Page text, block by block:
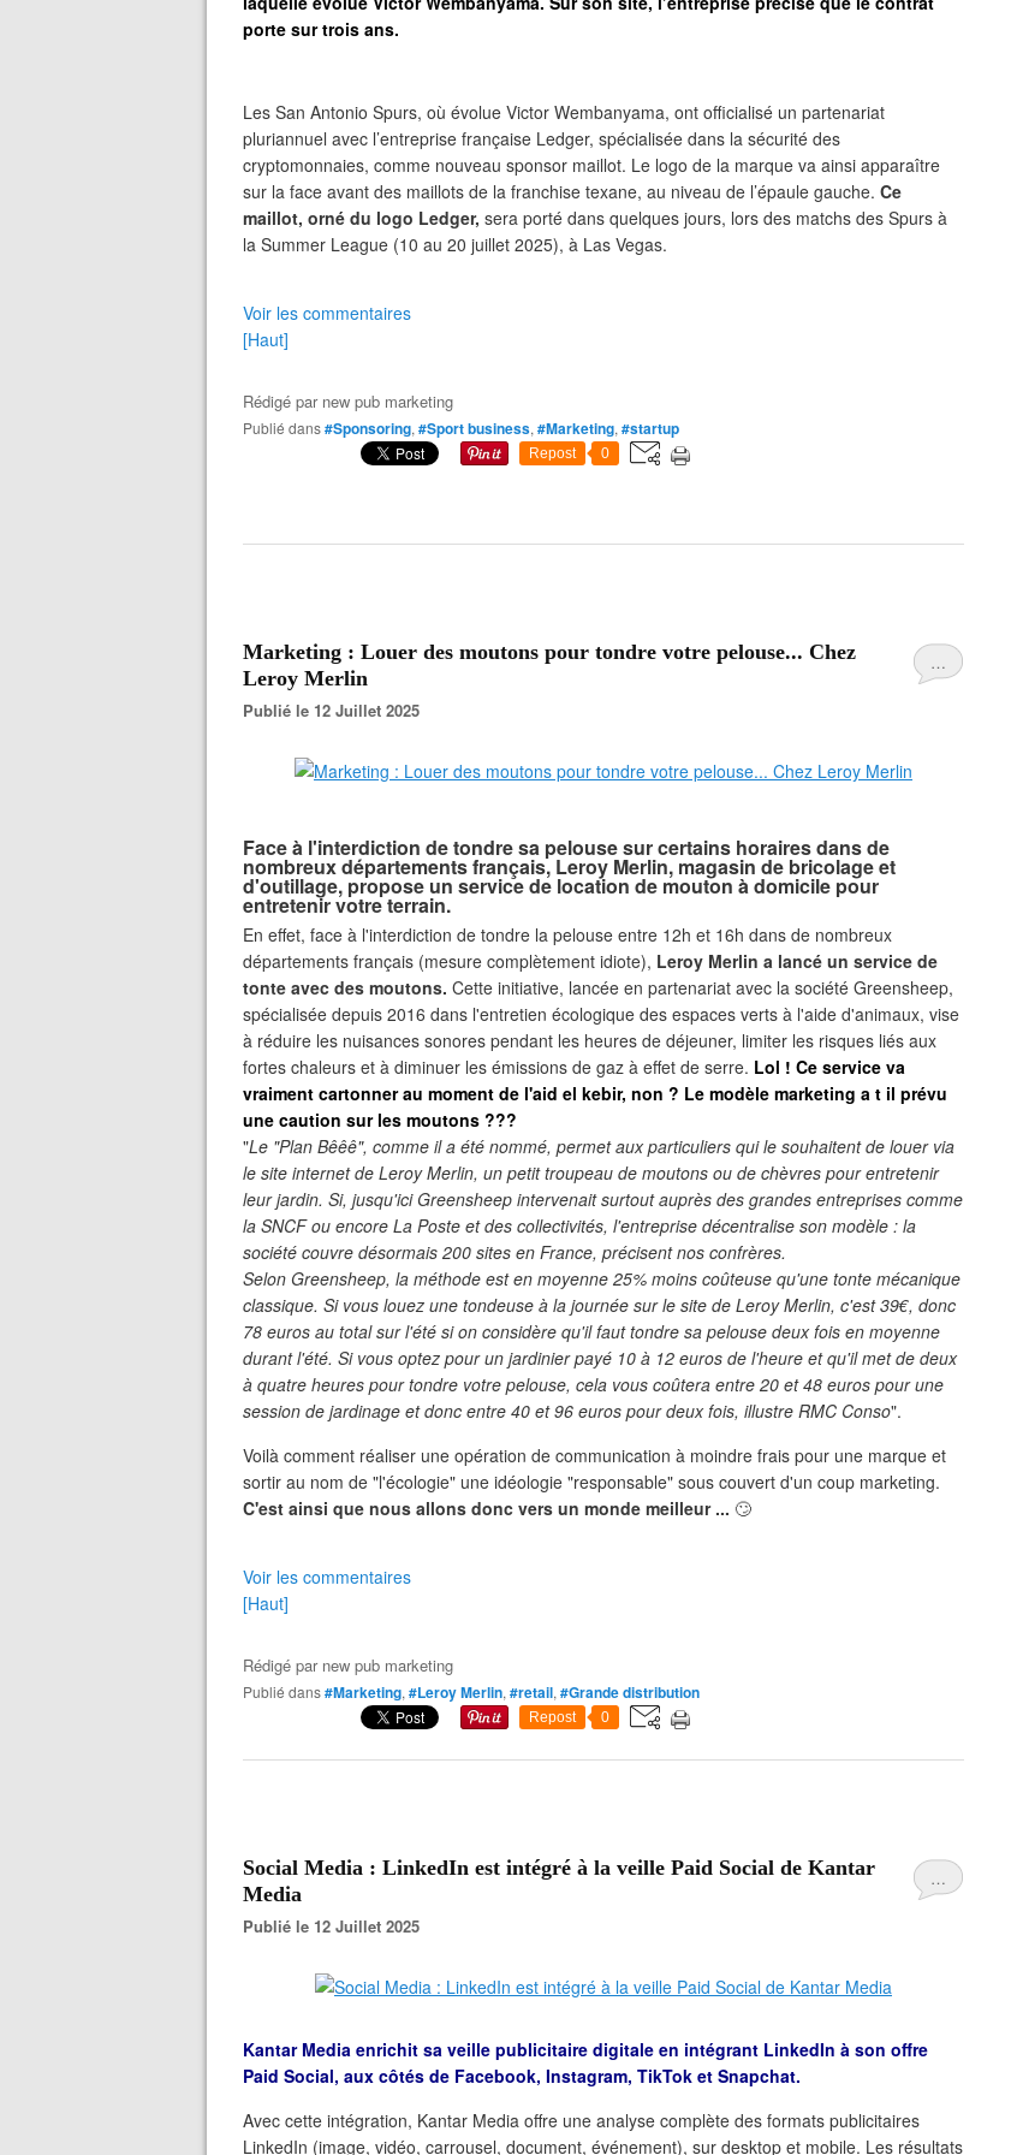
porte sur trois ans.
Les San Antonio Spurs, où évolue Victor Wembanyama, ont officialisé un partenariat
pluriannuel avec l’entreprise française Ledger, spécialisée dans la sécurité des
cryptomonnaies, comme nouveau sponsor maillot. Le logo de la marque va ainsi apparaître
sur la face avant des maillots de la franchise texane, au niveau de l’épaule gauche. Ce
maillot, orné du logo Ledger, sera porté dans quelques jours, lors des matchs des Spurs à
la Summer League (10 au 20 juillet 2025), à Las Vegas.
Voir les commentaires
[Haut]
Rédigé par new pub marketing
Publié dans#Sponsoring, #Sport business, #Marketing, #startup
Repost 0
…
Marketing : Louer des moutons pour tondre votre pelouse... Chez
Leroy Merlin
Publié le 12 Juillet 2025
Face à l'interdiction de tondre sa pelouse sur certains horaires dans de
nombreux départements français, Leroy Merlin, magasin de bricolage et
d'outillage, propose un service de location de mouton à domicile pour
entretenir votre terrain.
En effet, face à l'interdiction de tondre la pelouse entre 12h et 16h dans de nombreux
départements français (mesure complètement idiote), Leroy Merlin a lancé un service de
tonte avec des moutons. Cette initiative, lancée en partenariat avec la société Greensheep,
spécialisée depuis 2016 dans l'entretien écologique des espaces verts à l'aide d'animaux, vise
à réduire les nuisances sonores pendant les heures de déjeuner, limiter les risques liés aux
fortes chaleurs et à diminuer les émissions de gaz à effet de serre. Lol ! Ce service va
vraiment cartonner au moment de l'aid el kebir, non ? Le modèle marketing a t il prévu
une caution sur les moutons ???
"Le "Plan Bêêê", comme il a été nommé, permet aux particuliers qui le souhaitent de louer via
le site internet de Leroy Merlin, un petit troupeau de moutons ou de chèvres pour entretenir
leur jardin. Si, jusqu'ici Greensheep intervenait surtout auprès des grandes entreprises comme
la SNCF ou encore La Poste et des collectivités, l'entreprise décentralise son modèle : la
société couvre désormais 200 sites en France, précisent nos confrères.
Selon Greensheep, la méthode est en moyenne 25% moins coûteuse qu'une tonte mécanique
classique. Si vous louez une tondeuse à la journée sur le site de Leroy Merlin, c'est 39€, donc
78 euros au total sur l'été si on considère qu'il faut tondre sa pelouse deux fois en moyenne
durant l'été. Si vous optez pour un jardinier payé 10 à 12 euros de l'heure et qu'il met de deux
à quatre heures pour tondre votre pelouse, cela vous coûtera entre 20 et 48 euros pour une
session de jardinage et donc entre 40 et 96 euros pour deux fois, illustre RMC Conso".
Voilà comment réaliser une opération de communication à moindre frais pour une marque et
sortir au nom de "l'écologie" une idéologie "responsable" sous couvert d'un coup marketing.
C'est ainsi que nous allons donc vers un monde meilleur ... 🙄
Voir les commentaires
[Haut]
Rédigé par new pub marketing
Publié dans#Marketing, #Leroy Merlin, #retail, #Grande distribution
Repost 0
…
Social Media : LinkedIn est intégré à la veille Paid Social de Kantar
Media
Publié le 12 Juillet 2025
Kantar Media enrichit sa veille publicitaire digitale en intégrant LinkedIn à son offre
Paid Social, aux côtés de Facebook, Instagram, TikTok et Snapchat.
Avec cette intégration, Kantar Media offre une analyse complète des formats publicitaires
LinkedIn (image, vidéo, carrousel, document, événement), sur desktop et mobile. Les résultats